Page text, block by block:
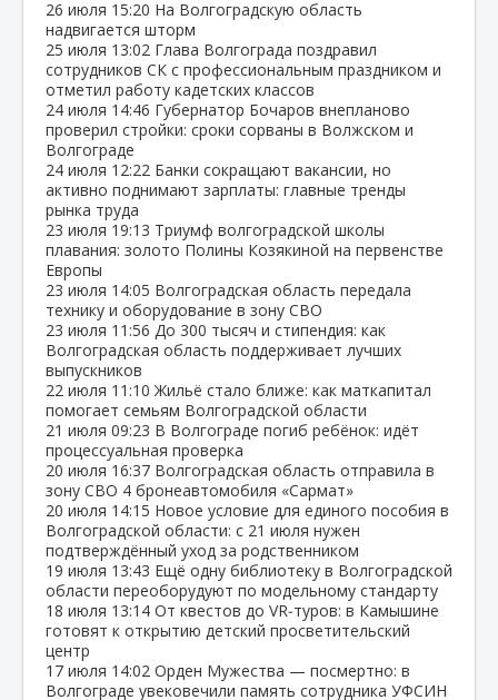
26 июля 15:20 На Волгоградскую область
надвигается шторм
25 июля 13:02 Глава Волгограда поздравил
сотрудников СК с профессиональным праздником и
отметил работу кадетских классов
24 июля 14:46 Губернатор Бочаров внепланово
проверил стройки: сроки сорваны в Волжском и
Волгограде
24 июля 12:22 Банки сокращают вакансии, но
активно поднимают зарплаты: главные тренды
рынка труда
23 июля 19:13 Триумф волгоградской школы
плавания: золото Полины Козякиной на первенстве
Европы
23 июля 14:05 Волгоградская область передала
технику и оборудование в зону СВО
23 июля 11:56 До 300 тысяч и стипендия: как
Волгоградская область поддерживает лучших
выпускников
22 июля 11:10 Жильё стало ближе: как маткапитал
помогает семьям Волгоградской области
21 июля 09:23 В Волгограде погиб ребёнок: идёт
процессуальная проверка
20 июля 16:37 Волгоградская область отправила в
зону СВО 4 бронеавтомобиля «Сармат»
20 июля 14:15 Новое условие для единого пособия в
Волгоградской области: с 21 июля нужен
подтверждённый уход за родственником
19 июля 13:43 Ещё одну библиотеку в Волгоградской
области переоборудуют по модельному стандарту
18 июля 13:14 От квестов до VR‑туров: в Камышине
готовят к открытию детский просветительский
центр
17 июля 14:02 Орден Мужества — посмертно: в
Волгограде увековечили память сотрудника УФСИН